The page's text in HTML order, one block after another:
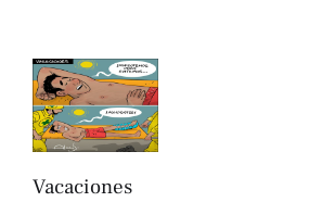
Vacaciones